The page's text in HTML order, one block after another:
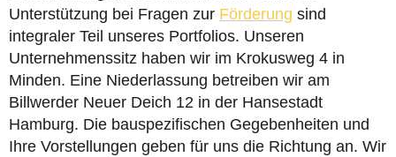
Unterstützung bei Fragen zur Förderung sind
integraler Teil unseres Portfolios. Unseren
Unternehmenssitz haben wir im Krokusweg 4 in
Minden. Eine Niederlassung betreiben wir am
Billwerder Neuer Deich 12 in der Hansestadt
Hamburg. Die bauspezifischen Gegebenheiten und
Ihre Vorstellungen geben für uns die Richtung an. Wir